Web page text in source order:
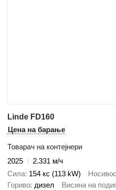
Linde FD160
Цена на барање
Товарач на контејнери
2025
2.331 м/ч
Сила 154 кс (113 kW)
Гориво дизел Висина на